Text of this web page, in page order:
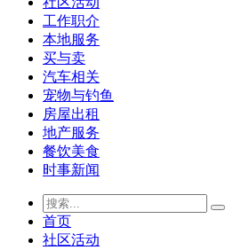
工作职介
本地服务
买与卖
汽车相关
宠物与钓鱼
房屋出租
地产服务
餐饮美食
时事新闻
首页
社区活动